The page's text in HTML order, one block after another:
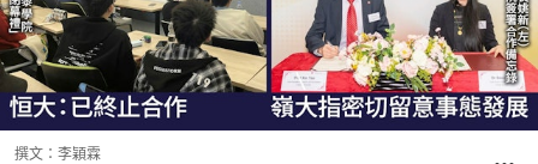
撰文： 李穎霖